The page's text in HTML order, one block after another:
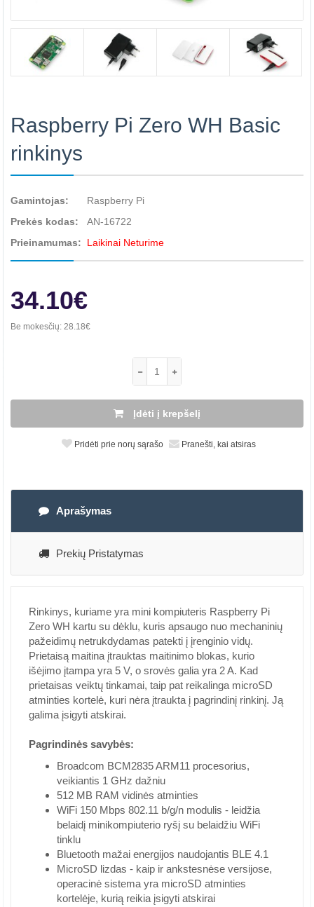
Raspberry Pi Zero WH Basic
rinkinys
Gamintojas:
Raspberry Pi
Prekės kodas:
AN-16722
Prieinamumas:
Laikinai Neturime
34.10€
Be mokesčių: 28.18€
Įdėti į krepšelį
Pridėti prie norų sąrašo Pranešti, kai atsiras
Aprašymas
Prekių Pristatymas
Rinkinys, kuriame yra mini kompiuteris Raspberry Pi
Zero WH kartu su dėklu, kuris apsaugo nuo mechaninių
pažeidimų netrukdydamas patekti į įrenginio vidų.
Prietaisą maitina įtrauktas maitinimo blokas, kurio
išėjimo įtampa yra 5 V, o srovės galia yra 2 A. Kad
prietaisas veiktų tinkamai, taip pat reikalinga microSD
atminties kortelė, kuri nėra įtraukta į pagrindinį rinkinį. Ją
galima įsigyti atskirai.
Pagrindinės savybės:
Broadcom BCM2835 ARM11 procesorius,
veikiantis 1 GHz dažniu
512 MB RAM vidinės atminties
WiFi 150 Mbps 802.11 b/g/n modulis - leidžia
belaidį minikompiuterio ryšį su belaidžiu WiFi
tinklu
Bluetooth mažai energijos naudojantis BLE 4.1
MicroSD lizdas - kaip ir ankstesnėse versijose,
operacinė sistema yra microSD atminties
kortelėje, kurią reikia įsigyti atskirai